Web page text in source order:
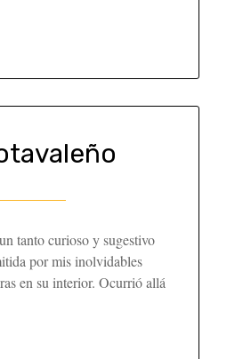
tanto curioso y sugestivo
por mis inolvidables
en su interior. Ocurrió allá